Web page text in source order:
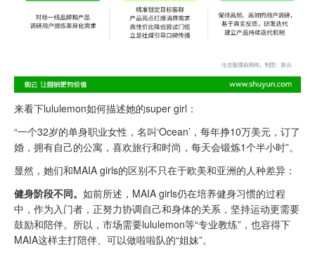
来看下lululemon如何描述她的super girl：
“一个32岁的单身职业女性，名叫‘Ocean’，每年挣10万美元，订了
婚，拥有自己的公寓，喜欢旅行和时尚，每天会锻炼1个半小时”。
显然，她们和MAIA girls的区别不只在于欧美和亚洲的人种差异：
健身阶段不同。 如前所述，MAIA girls仍在培养健身习惯的过程
中，作为入门者，正努力协调自己和身体的关系，坚持运动更需要
鼓励和陪伴。所以，市场需要lululemon等“专业教练”，也容得下
MAIA这样主打陪伴、可以做啦啦队的“姐妹”。